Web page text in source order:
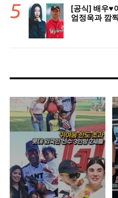
[공식] 배우♥
엄정욱과 깜